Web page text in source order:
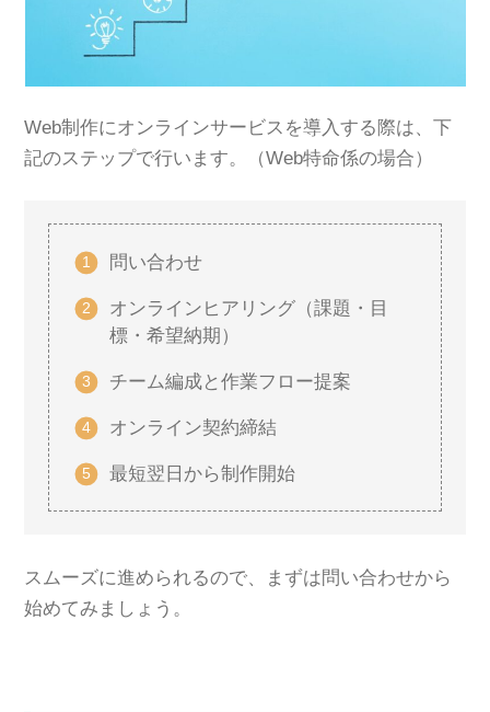
Web制作にオンラインサービスを導入する際は、下
記のステップで行います。（Web特命係の場合）
問い合わせ
オンラインヒアリング（課題・目
標・希望納期）
チーム編成と作業フロー提案
オンライン契約締結
最短翌日から制作開始
スムーズに進められるので、まずは問い合わせから
始めてみましょう。